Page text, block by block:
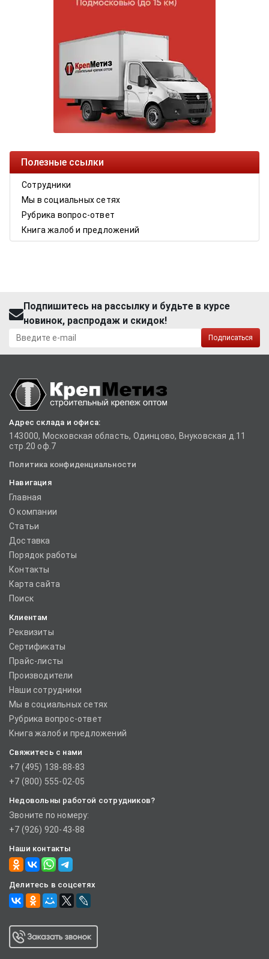
Полезные ссылки
Сотрудники
Мы в социальных сетях
Рубрика вопрос-ответ
Книга жалоб и предложений
Подпишитесь на рассылку и будьте в курсе
новинок, распродаж и скидок!
Подписаться
Адрес склада и офиса:
143000, Московская область, Одинцово, Внуковская д.11
стр.20 оф.7
Политика конфиденциальности
Навигация
Главная
О компании
Статьи
Доставка
Порядок работы
Контакты
Карта сайта
Поиск
Клиентам
Реквизиты
Сертификаты
Прайс-листы
Производители
Наши сотрудники
Мы в социальных сетях
Рубрика вопрос-ответ
Книга жалоб и предложений
Свяжитесь с нами
+7 (495) 138-88-83
+7 (800) 555-02-05
Недовольны работой сотрудников?
Звоните по номеру:
+7 (926) 920-43-88
Наши контакты
Делитесь в соцсетях